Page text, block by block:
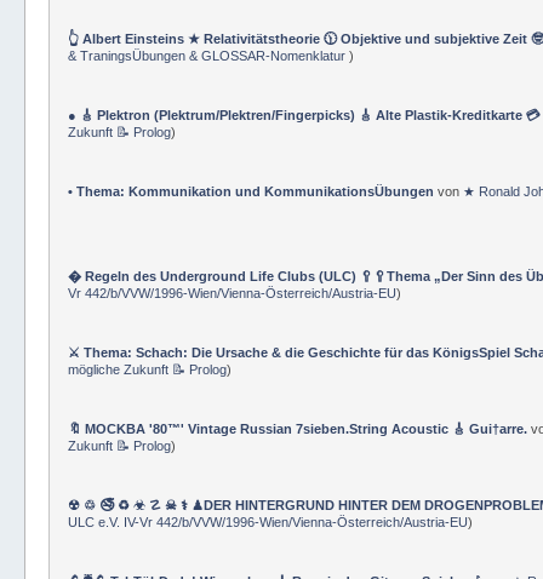
👆 Albert Einsteins ★ Relativitätstheorie 🕦 Objektive und subjektive Zeit
& TraningsÜbungen & GLOSSAR-Nomenklatur)
● 🎸 Plektron (Plektrum/Plektren/Fingerpicks) 🎸 Alte Plastik-Kreditkarte
Zukunft 📝 Prolog)
• Thema: Kommunikation und KommunikationsÜbungen von ★ Ronald
� Regeln des Underground Life Clubs (ULC) 🥄🥄Thema „Der Sinn des
Vr 442/b/VVW/1996-Wien/Vienna-Österreich/Austria-EU)
⚔ Thema: Schach: Die Ursache & die Geschichte für das KönigsSpiel
mögliche Zukunft 📝 Prolog)
🔖 MOCKBA '80™' Vintage Russian 7sieben.String Acoustic 🎸 Gui†arre.
Zukunft 📝 Prolog)
☢ ♲ 🚭 ♻ ☣ ☡ ☠ ⚕ ♟DER HINTERGRUND HINTER DEM
ULC e.V. IV-Vr 442/b/VVW/1996-Wien/Vienna-Österreich/Austria-EU)